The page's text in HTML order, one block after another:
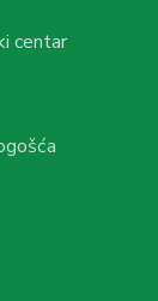
centar